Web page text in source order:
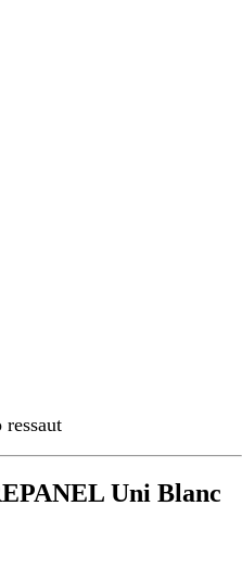
Uni Blanc